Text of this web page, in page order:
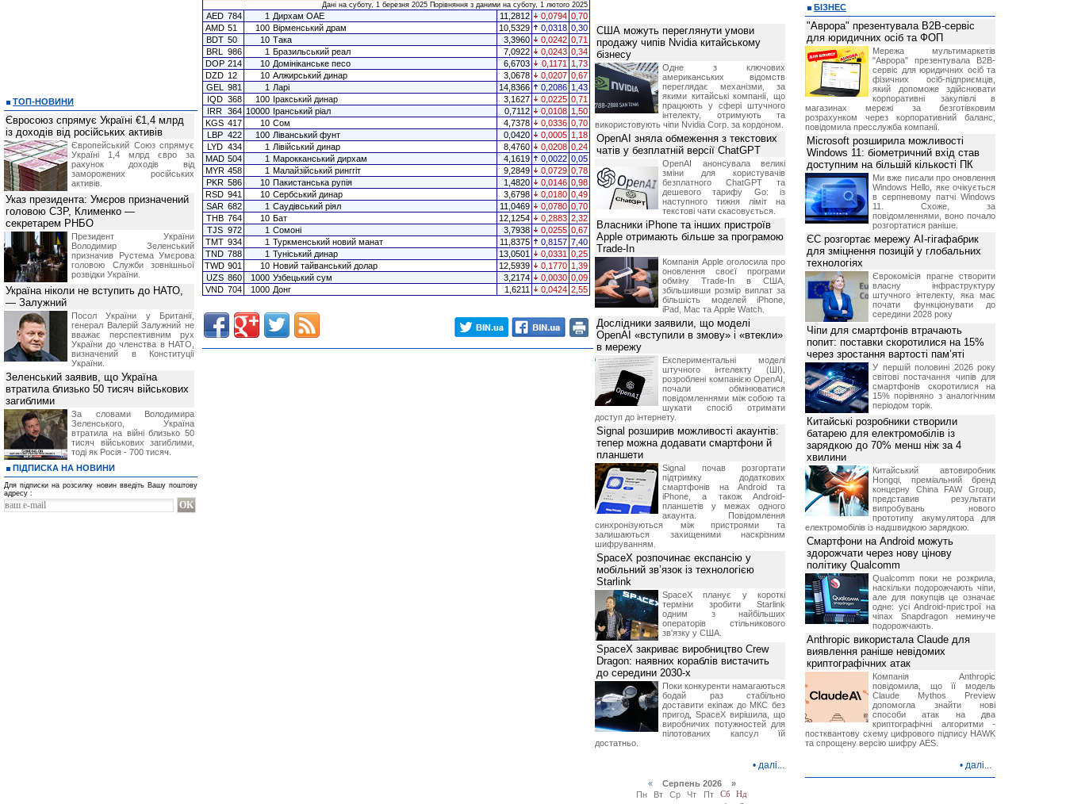
Дані на суботу, 1 березня 2025 Порівняння з даними на суботу, 1 лютого 2025
AED 784 1 Дирхам ОАЕ 11,2812 0,0794 0,70
AMD 51 100 Вірменський драм 10,5329 0,0318 0,30
BDT 50 10 Така 3,3960 0,0242 0,71
BRL
986 1 Бразильський реал 7,0922 0,0243 0,34
DOP 214 10 Домініканське песо 6,6703 0,1171
1,73
DZD 12 10 Алжирський динар 3,0678 0,0207 0,67
GEL
981 1 Ларі 14,8366 0,2086 1,43
IQD 368 100 Іракський динар 3,1627 0,0225 0,71
IRR 364 10000 Іранський ріал 0,7112 0,0108 1,50
KGS 417 10 Сом 4,7378 0,0336 0,70
LBP 422 100 Ліванський фунт 0,0420 0,0005 1,18
LYD 434 1 Лівійський динар 8,4760 0,0208 0,24
MAD 504 1 Марокканський дирхам 4,1619 0,0022 0,05
MYR 458 1 Малайзійський ринггіт 9,2849 0,0729 0,78
PKR 586 10 Пакистанська рупія 1,4820 0,0146 0,98
RSD 941 10 Сербський динар 3,6798 0,0180 0,49
SAR 682 1 Саудівський ріял 11,0469 0,0780 0,70
THB 764 10 Бат 12,1254 0,2883 2,32
TJS 972 1 Сомоні 3,7938 0,0255 0,67
TMT 934 1 Туркменський новий манат 11,8375 0,8157 7,40
TND 788 1 Туніський динар 13,0501 0,0331 0,25
TWD 901 10 Новий тайванський долар 12,5939 0,1770 1,39
UZS 860 1000 Узбецький сум 3,2174 0,0030 0,09
VND 704 1000 Донг 1,6211 0,0424 2,55
ТОП-НОВИНИ
Євросоюз спрямує Україні €1,4 млрд
із доходів від російських активів
Європейський Союз спрямує
Україні 1,4 млрд євро за
рахунок доходів від
заморожених російських
активів.
Указ президента: Умєров призначений
головою СЗР, Клименко —
секретарем РНБО
Президент України
Володимир Зеленський
призначив Pустема Умєрова
головою Служби зовнішньої
розвідки України.
Україна ніколи не вступить до НАТО,
— Залужний
Посол України у Британії,
генерал Валерій Залужний не
вважає перспективним рух
України до членства в НАТО,
визначений в Конституції
України.
Зеленський заявив, що Україна
втратила близько 50 тисяч військових
загиблими
За словами Володимира
Зеленського, Україна
втратила на війні близько 50
тисяч військових загиблими,
тоді як Росія - 700 тисяч.
ПІДПИСКА НА НОВИНИ
Для підписки на розсилку новин введіть Вашу поштову
адресу :
США можуть переглянути умови
продажу чипів Nvidia китайському
бізнесу
Одне з ключових
американських відомств
переглядає механізми, за
якими китайські компанії, що
працюють у сфері штучного
інтелекту, отримують та
використовують чіпи Nvidia Corp. за кордоном.
OpenAI зняла обмеження з текстових
чатів у безплатній версії ChatGPT
OpenAI анонсувала великі
зміни для користувачів
безплатного ChatGPT та
дешевого тарифу Go: із
наступного тижня ліміт на
текстові чати скасовується.
Власники iPhone та інших пристроїв
Apple отримають більше за програмою
Trade-In
Компанія Apple оголосила про
оновлення своєї програми
обміну Trade-In в США,
збільшивши розмір виплат за
більшість моделей iPhone,
iPad, Mac та Apple Watch.
Дослідники заявили, що моделі
OpenAI «вступили в змову» і «втекли»
в мережу
Експериментальні моделі
штучного інтелекту (ШІ),
розроблені компанією OpenAI,
почали обмінюватися
повідомленнями між собою та
шукати спосіб отримати
доступ до інтернету.
Signal розширив можливості акаунтів:
тепер можна додавати смартфони й
планшети
Signal почав розгортати
підтримку додаткових
смартфонів на Android та
iPhone, а також Android-
планшетів у межах одного
акаунта. Повідомлення
синхронізуються між пристроями та
залишаються захищеними наскрізним
шифруванням.
SpaceX розпочинає експансію у
мобільний зв’язок із технологією
Starlink
SpaceX планує у короткі
терміни зробити Starlink
одним з найбільших
операторів стільникового
зв'язку у США.
SpaceX закриває виробництво Crew
Dragon: наявних кораблів вистачить
до середини 2030-х
Поки конкуренти намагаються
бодай раз стабільно
доставити екіпаж до МКС без
пригод, SpaceX вирішила, що
виробничих потужностей для
пілотованих капсул їй
достатньо.
• далі...
«Серпень 2026 »
Пн
Вт Ср Чт Пт Сб
Нд
БІЗНЕС
"Аврора" презентувала B2B-сервіс
для юридичних осіб та ФОП
Мережа мультимаркетів
"Аврора" презентувала B2B-
сервіс для юридичних осіб та
фізичних осіб-підприємців,
який допоможе здійснювати
корпоративні закупівлі в
магазинах мережі за безготівковим
розрахунком через корпоративний баланс,
повідомила пресслужба компанії.
Microsoft розширила можливості
Windows 11: біометричний вхід став
доступним на більшій кількості ПК
Ми вже писали про оновлення
Windows Hello, яке очікується
в серпневому патчі Windows
11. Схоже, за
повідомленнями, воно почало
розгортатися раніше.
ЄС розгортає мережу AI-гігафабрик
для зміцнення позицій у глобальних
технологіях
Єврокомісія прагне створити
власну інфраструктуру
штучного інтелекту, яка має
почати функціонувати до
середини 2028 року
Чіпи для смартфонів втрачають
попит: поставки скоротилися на 15%
через зростання вартості пам’яті
У першій половині 2026 року
світові постачання чипів для
смартфонів скоротилися на
15% порівняно з аналогічним
періодом торік.
Китайські розробники створили
батарею для електромобілів із
зарядкою до 70% менш ніж за 4
хвилини
Китайський автовиробник
Hongqi, преміальний бренд
концерну China FAW Group,
представив результати
випробувань нового
прототипу акумулятора для
електромобілів із надшвидкою зарядкою.
Смартфони на Android можуть
здорожчати через нову цінову
політику Qualcomm
Qualcomm поки не розкрила,
наскільки подорожчають чіпи,
але для покупців це означає
одне: усі Android-пристрої на
чіпах Snapdragon неминуче
подорожчають.
Anthropic використала Claude для
виявлення раніше невідомих
криптографічних атак
Компанія Anthropic
повідомила, що її модель
Claude Mythos Preview
допомогла знайти нові
способи атак на два
криптографічні алгоритми -
постквантову схему цифрового підпису HAWK
та спрощену версію шифру AES.
• далі...